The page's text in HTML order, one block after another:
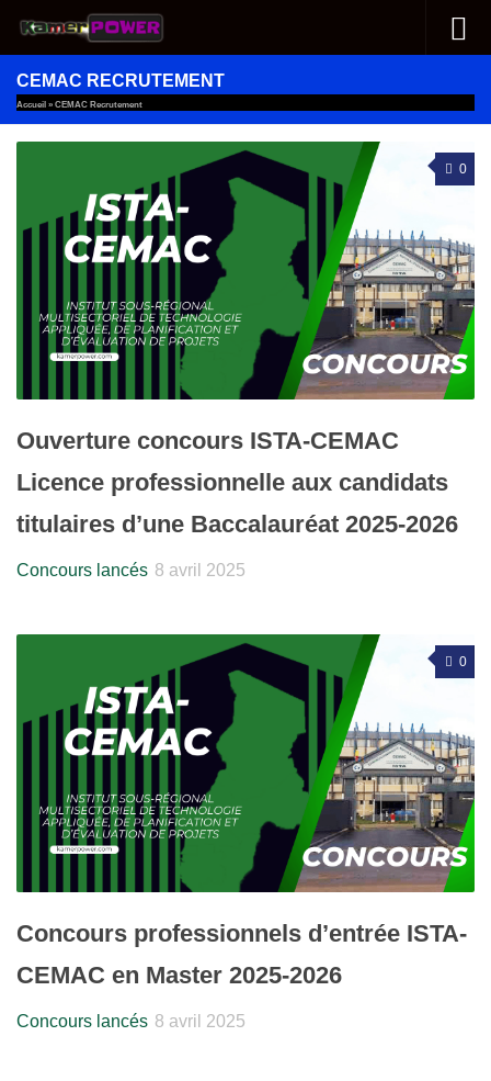
Au dessous du contenu
CEMAC RECRUTEMENT
Accueil » CEMAC Recrutement
0
Ouverture concours ISTA-CEMAC
Licence professionnelle aux candidats
titulaires d’une Baccalauréat 2025-2026
Concours lancés 8 avril 2025
0
Concours professionnels d’entrée ISTA-
CEMAC en Master 2025-2026
Concours lancés 8 avril 2025